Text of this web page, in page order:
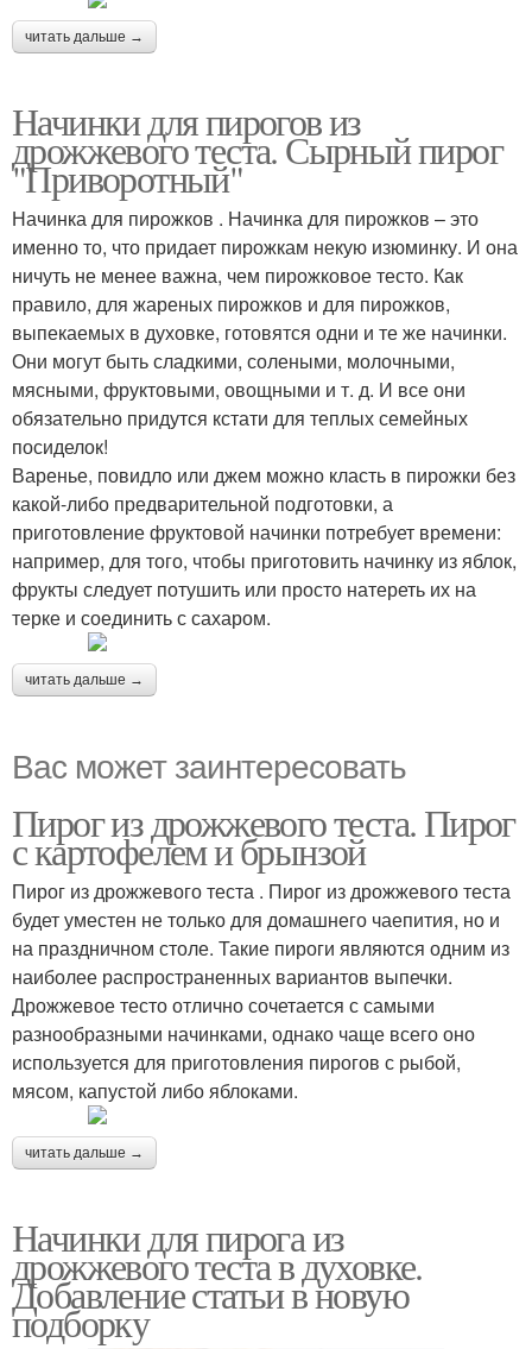
читать дальше →
Начинки для пирогов из
дрожжевого теста. Сырный пирог
"Приворотный"
Начинка для пирожков . Начинка для пирожков – это
именно то, что придает пирожкам некую изюминку. И она
ничуть не менее важна, чем пирожковое тесто. Как
правило, для жареных пирожков и для пирожков,
выпекаемых в духовке, готовятся одни и те же начинки.
Они могут быть сладкими, солеными, молочными,
мясными, фруктовыми, овощными и т. д. И все они
обязательно придутся кстати для теплых семейных
посиделок!
Варенье, повидло или джем можно класть в пирожки без
какой-либо предварительной подготовки, а
приготовление фруктовой начинки потребует времени:
например, для того, чтобы приготовить начинку из яблок,
фрукты следует потушить или просто натереть их на
терке и соединить с сахаром.
читать дальше →
Вас может заинтересовать
Пирог из дрожжевого теста. Пирог
с картофелем и брынзой
Пирог из дрожжевого теста . Пирог из дрожжевого теста
будет уместен не только для домашнего чаепития, но и
на праздничном столе. Такие пироги являются одним из
наиболее распространенных вариантов выпечки.
Дрожжевое тесто отлично сочетается с самыми
разнообразными начинками, однако чаще всего оно
используется для приготовления пирогов с рыбой,
мясом, капустой либо яблоками.
читать дальше →
Начинки для пирога из
дрожжевого теста в духовке.
Добавление статьи в новую
подборку